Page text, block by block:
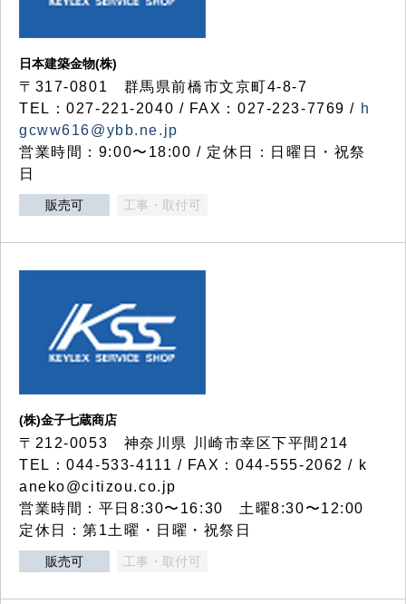
日本建築金物(株)
〒317‐0801 群馬県前橋市文京町4-8-7
TEL：027-221-2040 / FAX：027-223-7769 / h
gcww616@ybb.ne.jp
営業時間：9:00〜18:00 / 定休日：日曜日・祝祭
日
販売可 工事・取付可
(株)金子七蔵商店
〒212-0053 神奈川県 川崎市幸区下平間214
TEL：044-533-4111 / FAX：044-555-2062 / k
aneko@citizou.co.jp
営業時間：平日8:30〜16:30 土曜8:30〜12:00
定休日：第1土曜・日曜・祝祭日
販売可 工事・取付可